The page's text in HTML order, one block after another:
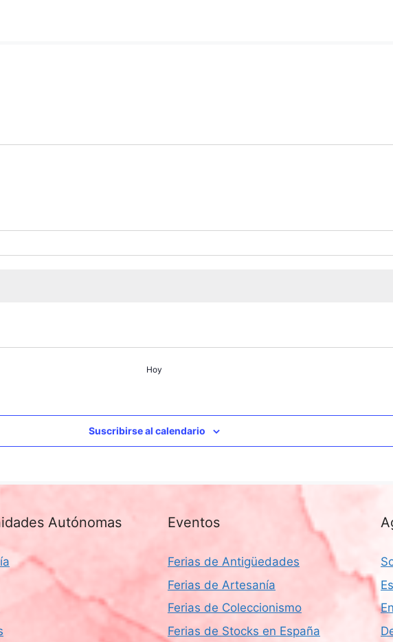
Hoy
Suscribirse al calendario
Autónomas Eventos
Ferias de Antigüedades
Ferias de Artesanía
Ferias de Coleccionismo
Ferias de Stocks en España